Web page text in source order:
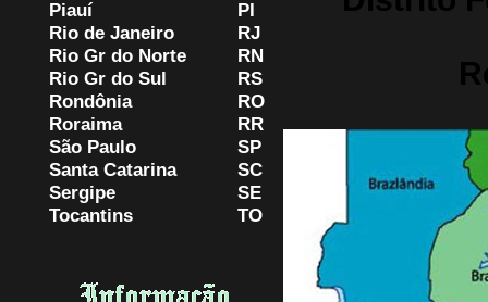
Piauí
PI
Rio de Janeiro
RJ
Rio Gr do Norte
RN
Rio Gr do Sul
RS
Rondônia
RO
Roraima
RR
São Paulo
SP
Santa Catarina
SC
Sergipe
SE
Tocantins
TO